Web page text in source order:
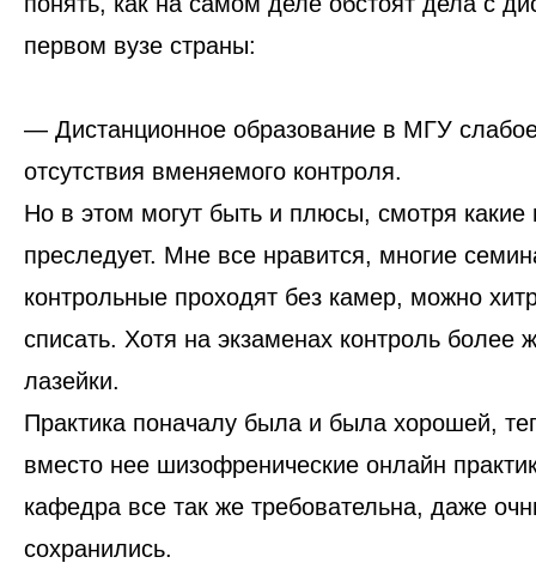
первом вузе страны:
— Дистанционное образование в МГУ
отсутствия вменяемого контроля.
Но в этом могут быть и плюсы, смотря какие
преследует. Мне все нравится, многие
контрольные проходят без камер, можно
списать. Хотя на экзаменах контроль более
лазейки.
Практика поначалу была и была хорошей,
вместо нее шизофренические онлайн
кафедра все так же требовательна, даже
сохранились.